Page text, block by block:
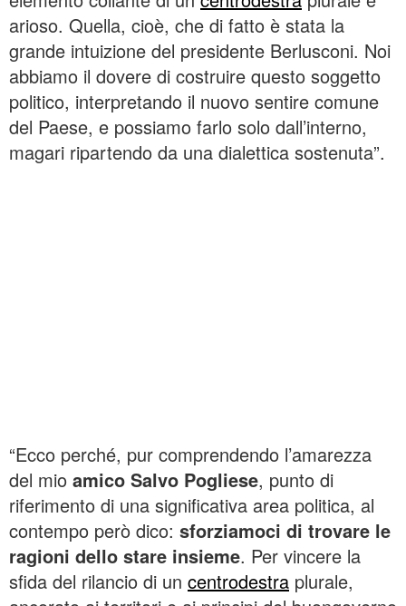
arioso. Quella, cioè, che di fatto è stata la
grande intuizione del presidente Berlusconi. Noi
abbiamo il dovere di costruire questo soggetto
politico, interpretando il nuovo sentire comune
del Paese, e possiamo farlo solo dall’interno,
magari ripartendo da una dialettica sostenuta”.
“Ecco perché, pur comprendendo l’amarezza
del mio amico Salvo Pogliese, punto di
riferimento di una significativa area politica, al
contempo però dico: sforziamoci di trovare le
ragioni dello stare insieme. Per vincere la
sfida del rilancio di un centrodestra plurale,